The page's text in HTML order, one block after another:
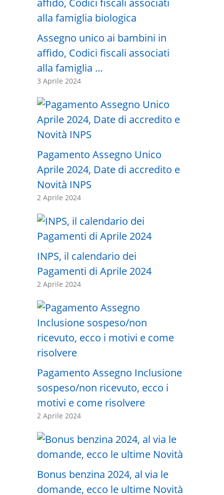
Assegno unico ai bambini in
affido, Codici fiscali associati
alla famiglia …
3 Aprile 2024
Pagamento Assegno Unico
Aprile 2024, Date di accredito e
Novità INPS
2 Aprile 2024
INPS, il calendario dei
Pagamenti di Aprile 2024
2 Aprile 2024
Pagamento Assegno Inclusione
sospeso/non ricevuto, ecco i
motivi e come risolvere
2 Aprile 2024
Bonus benzina 2024, al via le
domande, ecco le ultime Novità